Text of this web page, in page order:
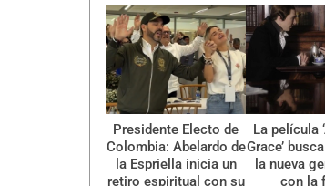
Presidente Electo de
Colombia: Abelardo de
la Espriella inicia un
retiro espiritual con su
La película
Grace’
la nueva
con la